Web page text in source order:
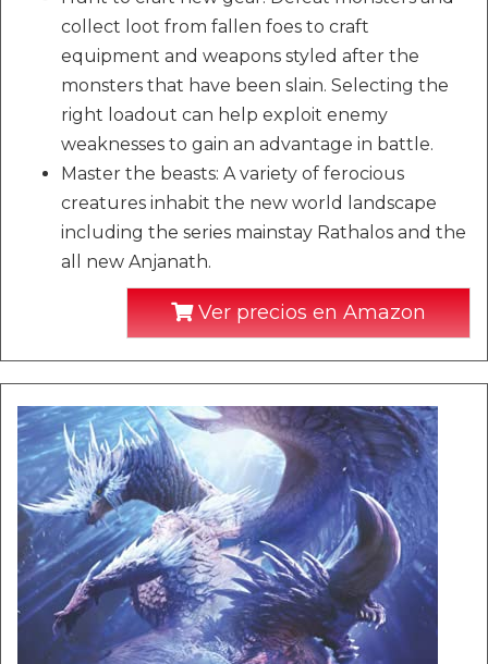
collect loot from fallen foes to craft
equipment and weapons styled after the
monsters that have been slain. Selecting the
right loadout can help exploit enemy
weaknesses to gain an advantage in battle.
Master the beasts: A variety of ferocious
creatures inhabit the new world landscape
including the series mainstay Rathalos and the
all new Anjanath.
Ver precios en Amazon